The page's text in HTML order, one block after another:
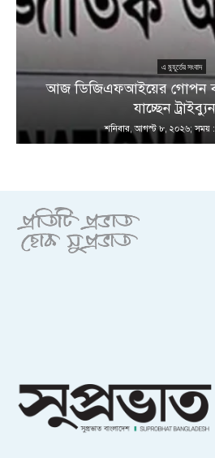
এ মুহূর্তের সংবাদ
আজ ডিজিএফআইয়ের গোপন
যাচ্ছেন
শনিবার, আগস্ট ৮, ২০২৬; সময় :